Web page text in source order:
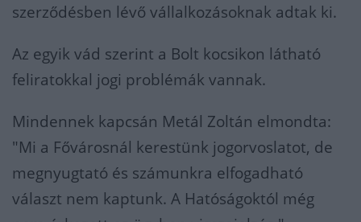
szerződésben lévő vállalkozásoknak adtak ki.
Az egyik vád szerint a Bolt kocsikon látható
feliratokkal jogi problémák vannak.
Mindennek kapcsán Metál Zoltán elmondta:
"Mi a Fővárosnál kerestünk jogorvoslatot, de
megnyugtató és számunkra elfogadható
választ nem kaptunk. A Hatóságoktól még